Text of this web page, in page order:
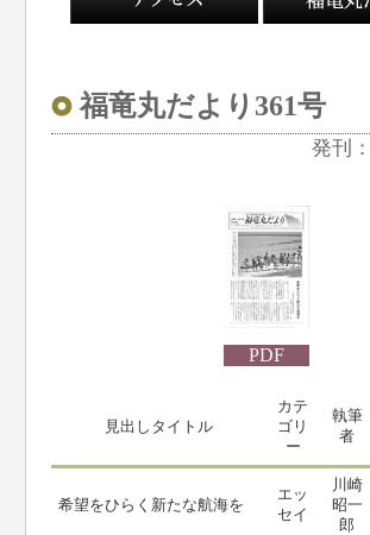
福竜丸だより361号
発刊
PDF
見出しタイトル
カテ
ゴリ
ー
執筆
者
希望をひらく新たな航海を
エッ
セイ
川崎
昭一
郎